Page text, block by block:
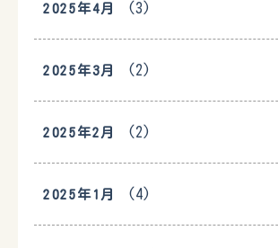
2025年4月 (3)
2025年3月 (2)
2025年2月 (2)
2025年1月 (4)